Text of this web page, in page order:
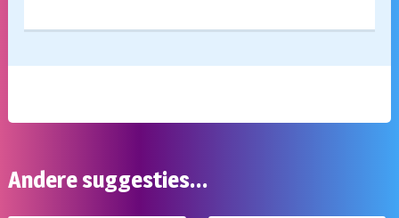
Andere suggesties…